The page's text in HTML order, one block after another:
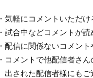
・気軽にコメントいただけ
・試合中などコメントが
・配信に関係ないコメン
・コメントで他配信者さ
出された配信者様にもご